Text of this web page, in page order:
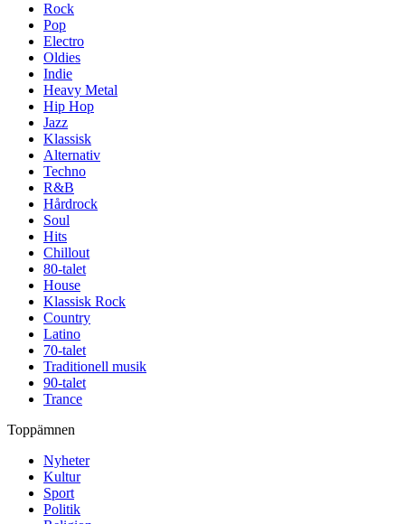
Rock
Pop
Electro
Oldies
Indie
Heavy Metal
Hip Hop
Jazz
Klassisk
Alternativ
Techno
R&B
Hårdrock
Soul
Hits
Chillout
80-talet
House
Klassisk Rock
Country
Latino
70-talet
Traditionell musik
90-talet
Trance
Toppämnen
Nyheter
Kultur
Sport
Politik